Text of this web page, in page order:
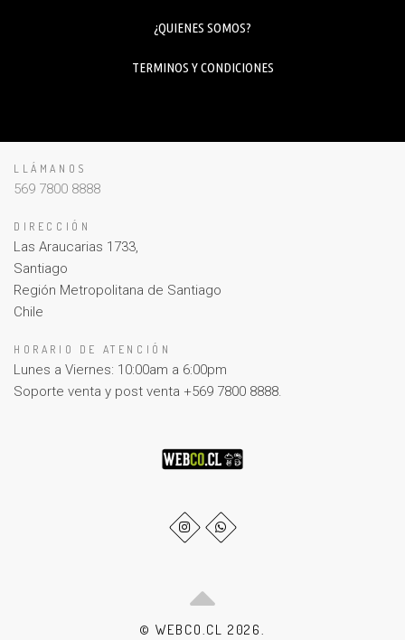
¿QUIENES SOMOS?
TERMINOS Y CONDICIONES
LLÁMANOS
569 7800 8888
DIRECCIÓN
Las Araucarias 1733,
Santiago
Región Metropolitana de Santiago
Chile
HORARIO DE ATENCIÓN
Lunes a Viernes: 10:00am a 6:00pm
Soporte venta y post venta +569 7800 8888.
© WEBCO.CL 2026.